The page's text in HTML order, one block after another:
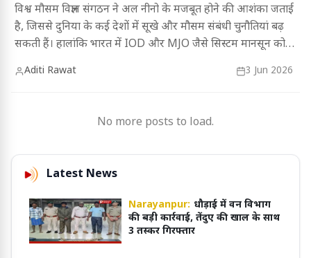
विश्व मौसम विज्ञान संगठन ने अल नीनो के मजबूत होने की आशंका जताई
है, जिससे दुनिया के कई देशों में सूखे और मौसम संबंधी चुनौतियां बढ़
सकती हैं। हालांकि भारत में IOD और MJO जैसे सिस्टम मानसून को
Aditi Rawat 3 Jun 2026
No more posts to load.
Latest News
Narayanpur: धौड़ाई में वन विभाग
की बड़ी कार्रवाई, तेंदुए की खाल के साथ
3 तस्कर गिरफ्तार